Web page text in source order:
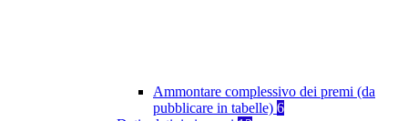
Ammontare complessivo dei premi (da
pubblicare in tabelle) 6